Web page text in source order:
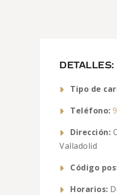
DETALLES:
Tipo de
Teléfono:
Dirección:
Valladolid
Código
Horarios: